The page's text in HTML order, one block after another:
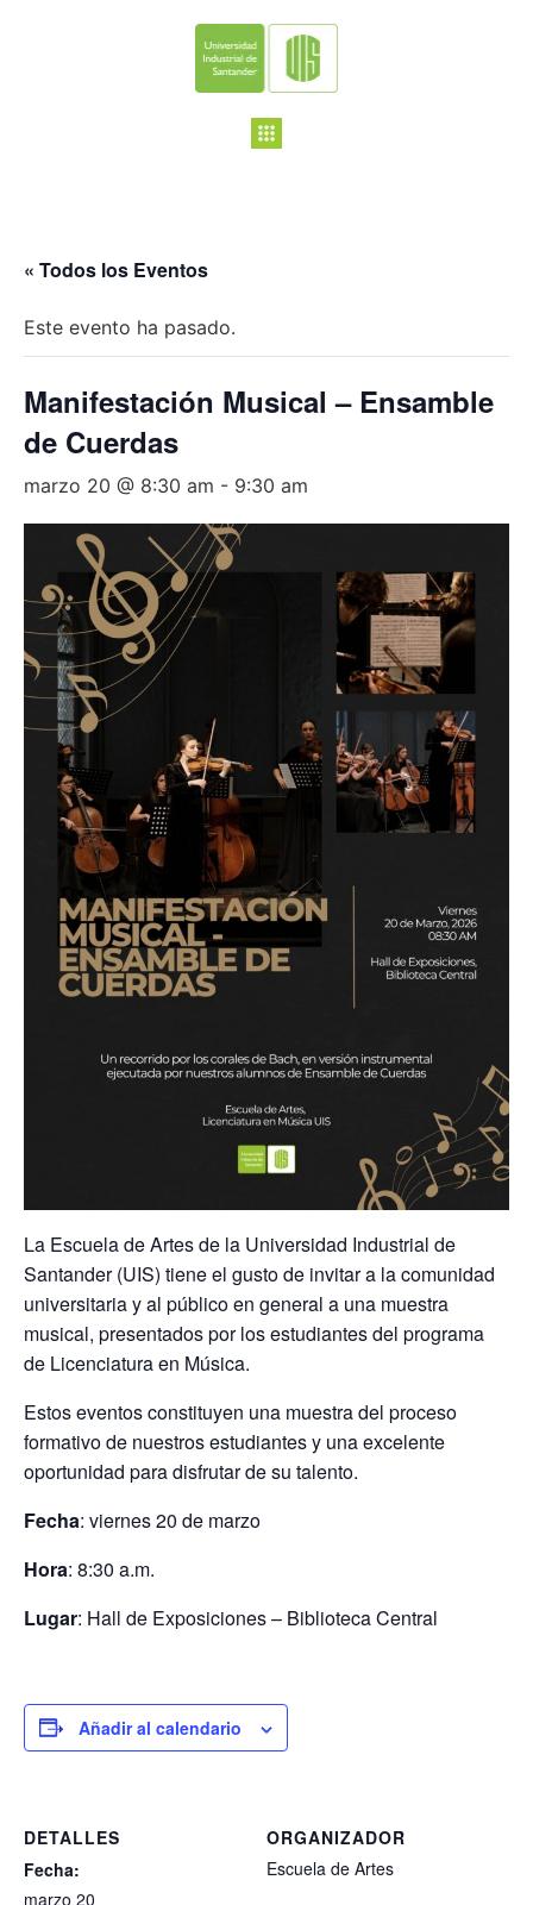
« Todos los Eventos
Este evento ha pasado.
Manifestación Musical – Ensamble
de Cuerdas
marzo 20 @ 8:30 am - 9:30 am
La Escuela de Artes de la Universidad Industrial de
Santander (UIS) tiene el gusto de invitar a la comunidad
universitaria y al público en general a una muestra
musical, presentados por los estudiantes del programa
de Licenciatura en Música.
Estos eventos constituyen una muestra del proceso
formativo de nuestros estudiantes y una excelente
oportunidad para disfrutar de su talento.
Fecha: viernes 20 de marzo
Hora: 8:30 a.m.
Lugar: Hall de Exposiciones – Biblioteca Central
Añadir al calendario
DETALLES
Fecha:
marzo 20
ORGANIZADOR
Escuela de Artes